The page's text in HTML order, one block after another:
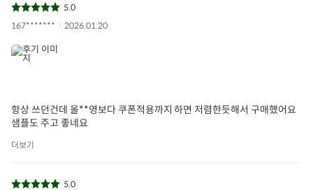
5.0
167*******
2026.01.20
항상 쓰던건데 올**영보다 쿠폰적용까지 하면 저렴한듯해서 구매했어요
샘플도 주고 좋네요
더보기
5.0